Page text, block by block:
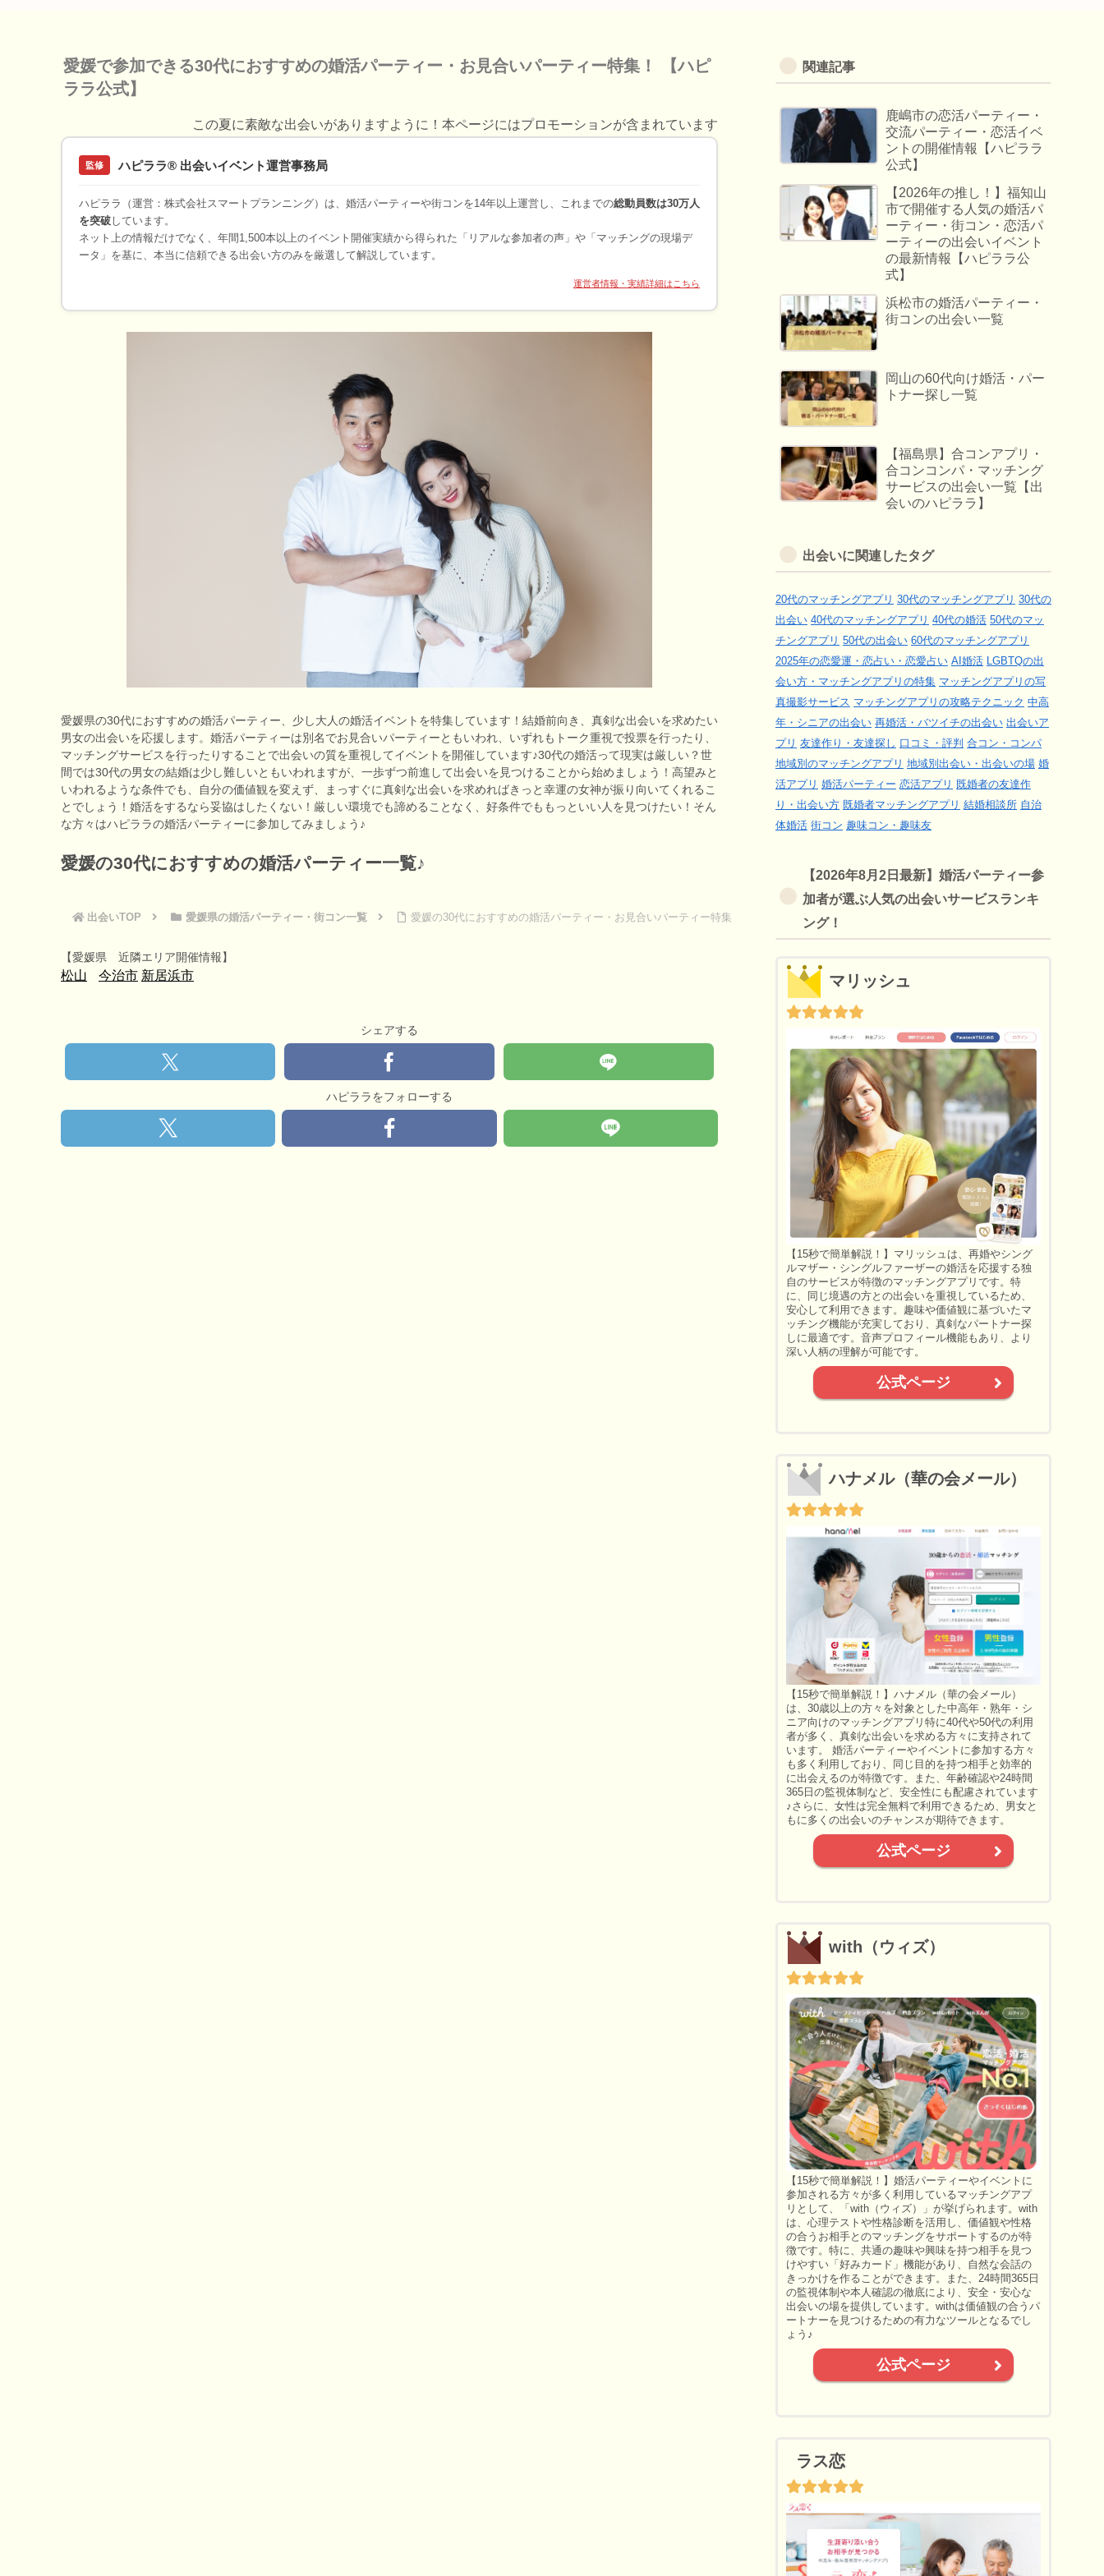
愛媛で参加できる30代におすすめの婚活パーティー・お見合いパーティー特集！ 【ハピ
ララ公式】
この夏に素敵な出会いがありますように！本ページにはプロモーションが含まれています
監修 ハピララ® 出会いイベント運営事務局
ハピララ（運営：株式会社スマートプランニング）は、婚活パーティーや街コンを14年以上運営し、これまでの総動員数は30万人
を突破 しています。
ネット上の情報だけでなく、年間1,500本以上のイベント開催実績から得られた「リアルな参加者の声」や「マッチングの現場デ
ータ」を基に、本当に信頼できる出会い方のみを厳選して解説しています。
運営者情報・実績詳細はこちら
愛媛県の30代におすすめの婚活パーティー、少し大人の婚活イベントを特集しています！結婚前向き、真剣な出会いを求めたい
男女の出会いを応援します。婚活パーティーは別名でお見合いパーティーともいわれ、いずれもトーク重視で投票を行ったり、
マッチングサービスを行ったりすることで出会いの質を重視してイベントを開催しています♪30代の婚活って現実は厳しい？世
間では30代の男女の結婚は少し難しいともいわれますが、一歩ずつ前進して出会いを見つけることから始めましょう！高望みと
いわれるような条件でも、自分の価値観を変えず、まっすぐに真剣な出会いを求めればきっと幸運の女神が振り向いてくれるこ
とでしょう！婚活をするなら妥協はしたくない！厳しい環境でも諦めることなく、好条件でももっといい人を見つけたい！そん
な方々はハピララの婚活パーティーに参加してみましょう♪
愛媛の30代におすすめの婚活パーティー一覧♪
出会いTOP 愛媛県の婚活パーティー・街コン一覧 愛媛の30代におすすめの婚活パーティー・お見合いパーティー特集
【愛媛県 近隣エリア開催情報】
松山 今治市 新居浜市
シェアする
ハピララをフォローする
関連記事
鹿嶋市の恋活パーティー・
交流パーティー・恋活イベ
ントの開催情報【ハピララ
公式】
【2026年の推し！】福知山
市で開催する人気の婚活パ
ーティー・街コン・恋活パ
ーティーの出会いイベント
の最新情報【ハピララ公
式】
浜松市の婚活パーティー・
街コンの出会い一覧
岡山の60代向け婚活・パー
トナー探し一覧
【福島県】合コンアプリ・
合コンコンパ・マッチング
サービスの出会い一覧【出
会いのハピララ】
出会いに関連したタグ
20代のマッチングアプリ 30代のマッチングアプリ 30代の
出会い 40代のマッチングアプリ 40代の婚活 50代のマッ
チングアプリ 50代の出会い 60代のマッチングアプリ
2025年の恋愛運・恋占い・恋愛占い AI婚活
LGBTQの出
会い方・マッチングアプリの特集 マッチングアプリの写
真撮影サービス マッチングアプリの攻略テクニック 中高
年・シニアの出会い 再婚活・バツイチの出会い 出会いア
プリ 友達作り・友達探し 口コミ・評判 合コン・コンパ
地域別のマッチングアプリ 地域別出会い・出会いの場 婚
活アプリ 婚活パーティー 恋活アプリ 既婚者の友達作
り・出会い方 既婚者マッチングアプリ 結婚相談所 自治
体婚活 街コン 趣味コン・趣味友
【2026年8月2日最新】婚活パーティー参
加者が選ぶ人気の出会いサービスランキ
ング！
マリッシュ
【15秒で簡単解説！】マリッシュは、再婚やシング
ルマザー・シングルファーザーの婚活を応援する独
自のサービスが特徴のマッチングアプリです。特
に、同じ境遇の方との出会いを重視しているため、
安心して利用できます。趣味や価値観に基づいたマ
ッチング機能が充実しており、真剣なパートナー探
しに最適です。音声プロフィール機能もあり、より
深い人柄の理解が可能です。
公式ページ
ハナメル（華の会メール）
【15秒で簡単解説！】ハナメル（華の会メール）
は、30歳以上の方々を対象とした中高年・熟年・シ
ニア向けのマッチングアプリ特に40代や50代の利用
者が多く、真剣な出会いを求める方々に支持されて
います。 婚活パーティーやイベントに参加する方々
も多く利用しており、同じ目的を持つ相手と効率的
に出会えるのが特徴です。また、年齢確認や24時間
365日の監視体制など、安全性にも配慮されています
♪さらに、女性は完全無料で利用できるため、男女と
もに多くの出会いのチャンスが期待できます。
公式ページ
with（ウィズ）
【15秒で簡単解説！】婚活パーティーやイベントに
参加される方々が多く利用しているマッチングアプ
リとして、「with（ウィズ）」が挙げられます。with
は、心理テストや性格診断を活用し、価値観や性格
の合うお相手とのマッチングをサポートするのが特
徴です。特に、共通の趣味や興味を持つ相手を見つ
けやすい「好みカード」機能があり、自然な会話の
きっかけを作ることができます。また、24時間365日
の監視体制や本人確認の徹底により、安全・安心な
出会いの場を提供しています。withは価値観の合うパ
ートナーを見つけるための有力なツールとなるでし
ょう♪
公式ページ
ラス恋